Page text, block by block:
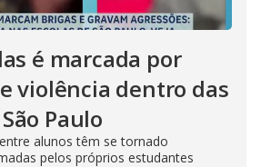
é marcada por
violência dentro das
Paulo
alunos têm se tornado
pelos próprios estudantes